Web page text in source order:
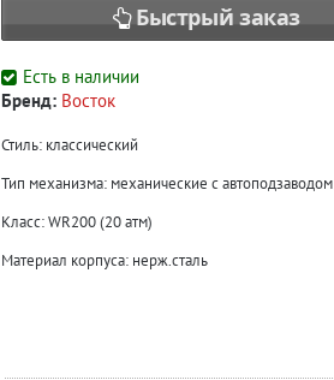
Быстрый заказ
Есть в наличии
Бренд: Восток
Стиль: классический
Тип механизма: механические с автоподзаводом
Класс: WR200 (20 атм)
Материал корпуса: нерж.сталь